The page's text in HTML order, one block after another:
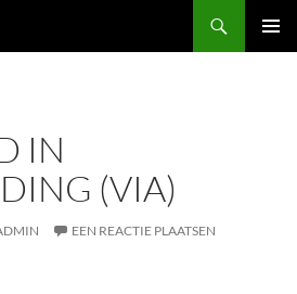
IN
(VIA)
EEN REACTIE PLAATSEN